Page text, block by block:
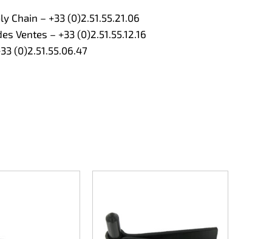
Chain – +33 (0)2.51.55.21.06
Ventes – +33 (0)2.51.55.12.16
(0)2.51.55.06.47